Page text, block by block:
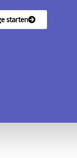
starten